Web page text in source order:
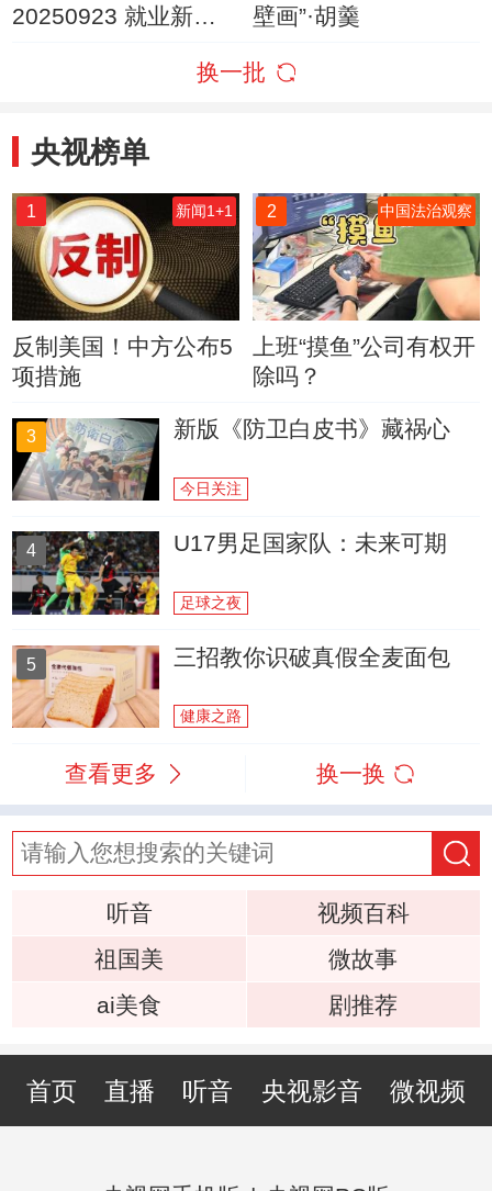
20250923 就业新观
壁画”·胡羹
换一批
央视榜单
1 新闻1+1
反制美国！中方公布5
项措施
2 中国法治观察
上班“摸鱼”公司有权开
除吗？
3 新版《防卫白皮书》藏祸心
今日关注
4 U17男足国家队：未来可期
足球之夜
5 三招教你识破真假全麦面包
健康之路
查看更多 换一换
听音
视频百科
祖国美
微故事
ai美食
剧推荐
首页 直播 听音 央视影音 微视频